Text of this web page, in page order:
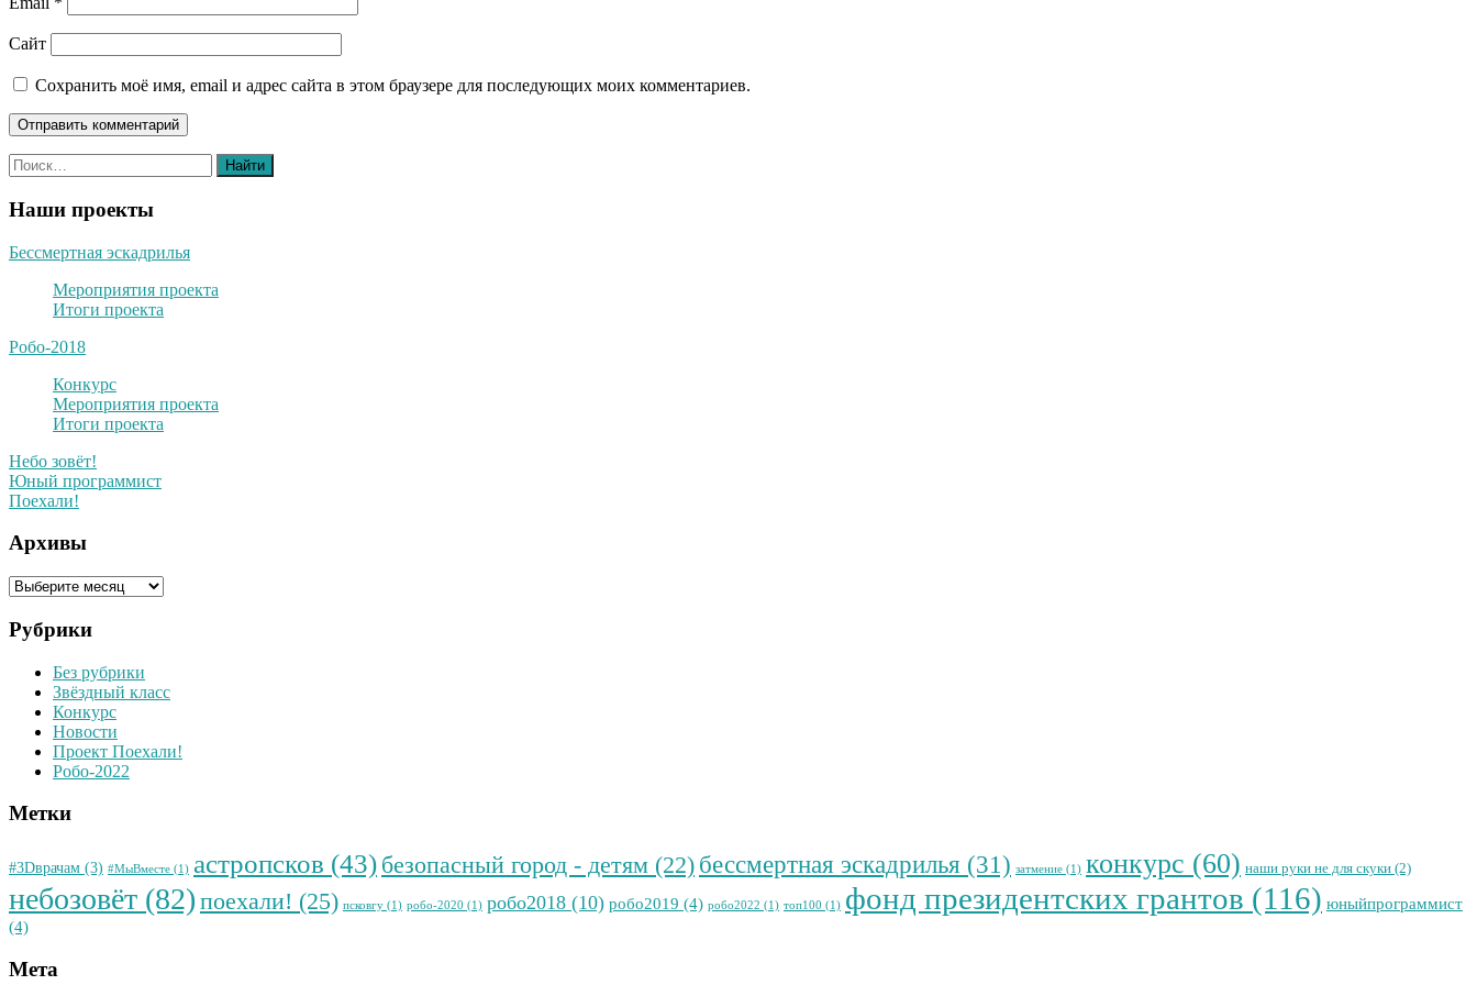
Сайт
Сохранить моё имя, email и адрес сайта в этом браузере для последующих моих комментариев.
Наши проекты
Бессмертная эскадрилья
Мероприятия проекта
Итоги проекта
Робо-2018
Конкурс
Мероприятия проекта
Итоги проекта
Небо зовёт!
Юный программист
Поехали!
Архивы
Архивы
Рубрики
Без рубрики
Звёздный класс
Конкурс
Новости
Проект Поехали!
Робо-2022
Метки
#3Dврачам (3) #МыВместе (1) астропсков (43) безопасный город - детям (22) бессмертная эскадрилья (31) затмение (1) конкурс (60) наши руки не для скуки (2)
небозовёт (82) поехали! (25) псковгу (1) робо-2020 (1) робо2018 (10) робо2019 (4) робо2022 (1) топ100 (1) фонд президентских грантов (116) юныйпрограммист
(4)
Мета